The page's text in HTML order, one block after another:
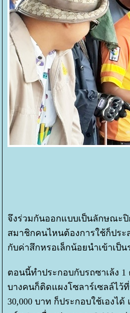
จึงร่วมกันออกแบบเป็นลักษณะ
สมาชิกคนไหนต้องการใช้ก็ปร
กับค่าสึกหรอเล็กน้อยนำเข้าเป็
ตอนนี้ทำประกอบกับรถซาเล้ง
บางคนก็ติดแผงโซลาร์เซลล์ไว้
30,000 บาท ก็ประกอบใช้เองไ